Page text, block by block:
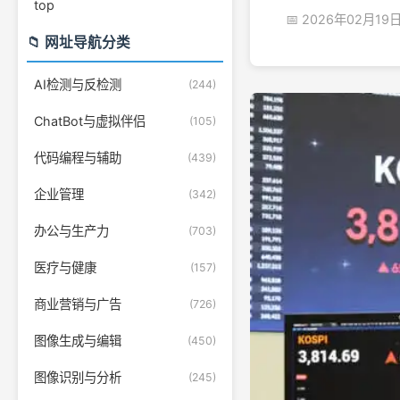
top
📁 网址导航分类
AI检测与反检测 (244)
ChatBot与虚拟伴侣 (105)
代码编程与辅助 (439)
企业管理 (342)
办公与生产力 (703)
医疗与健康 (157)
商业营销与广告 (726)
图像生成与编辑 (450)
图像识别与分析 (245)
📅 2026年02月19